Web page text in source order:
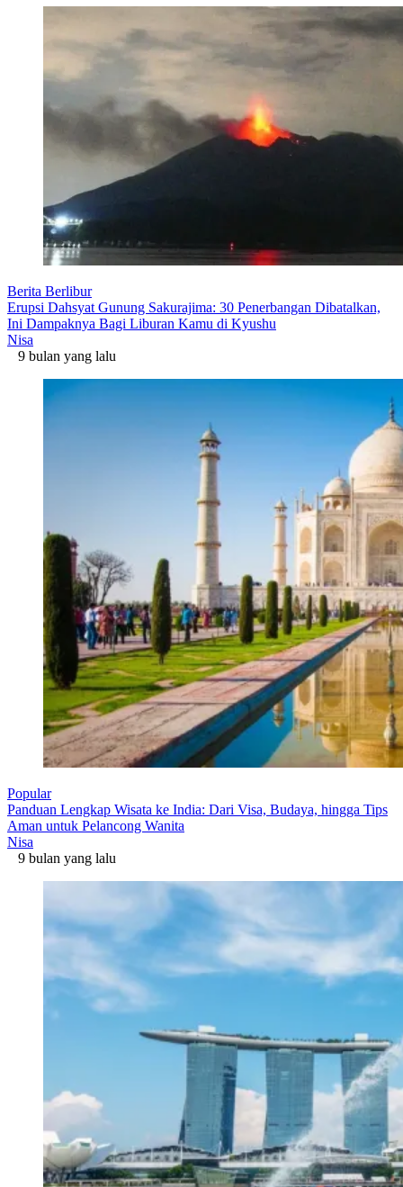
Berita Berlibur
Erupsi Dahsyat Gunung Sakurajima: 30 Penerbangan Dibatalkan,
Ini Dampaknya Bagi Liburan Kamu di Kyushu
Nisa
9 bulan yang lalu
Popular
Panduan Lengkap Wisata ke India: Dari Visa, Budaya, hingga Tips
Aman untuk Pelancong Wanita
Nisa
9 bulan yang lalu